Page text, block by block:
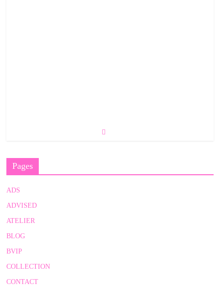
Pages
ADS
ADVISED
ATELIER
BLOG
BVIP
COLLECTION
CONTACT